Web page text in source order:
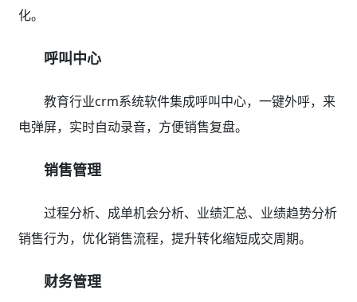
化。
呼叫中心
教育行业crm系统软件集成呼叫中心，一键外呼，来
电弹屏，实时自动录音，方便销售复盘。
销售管理
过程分析、成单机会分析、业绩汇总、业绩趋势分析
销售行为，优化销售流程，提升转化缩短成交周期。
财务管理